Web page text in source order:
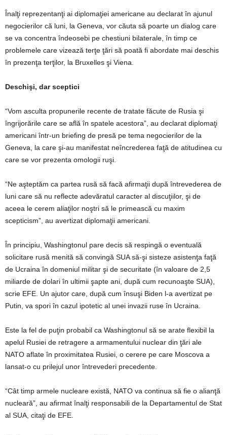
Înalţi reprezentanţi ai diplomaţiei americane au declarat în ajunul
negocierilor că luni, la Geneva, vor căuta să poarte un dialog care
se va concentra îndeosebi pe chestiuni bilaterale, în timp ce
problemele care vizează terţe ţări să poată fi abordate mai deschis
în prezenţa terţilor, la Bruxelles şi Viena.
Deschişi, dar sceptici
“Vom asculta propunerile recente de tratate făcute de Rusia şi
îngrijorările care se află în spatele acestora”, au declarat diplomaţi
americani într-un briefing de presă pe tema negocierilor de la
Geneva, la care şi-au manifestat neîncrederea faţă de atitudinea cu
care se vor prezenta omologii ruşi.
“Ne aşteptăm ca partea rusă să facă afirmaţii după întrevederea de
luni care să nu reflecte adevăratul caracter al discuţiilor, şi de
aceea le cerem aliaţilor noştri să le primească cu maxim
scepticism”, au avertizat diplomaţii americani.
În principiu, Washingtonul pare decis să respingă o eventuală
solicitare rusă menită să convingă SUA să-şi sisteze asistenţa faţă
de Ucraina în domeniul militar şi de securitate (în valoare de 2,5
miliarde de dolari în ultimii şapte ani, după cum recunoaşte SUA),
scrie EFE. Un ajutor care, după cum însuşi Biden l-a avertizat pe
Putin, va spori în cazul ipotetic al unei invazii ruse în Ucraina.
Este la fel de puţin probabil ca Washingtonul să se arate flexibil la
apelul Rusiei de retragere a armamentului nuclear din ţări ale
NATO aflate în proximitatea Rusiei, o cerere pe care Moscova a
lansat-o cu prilejul unor întrevederi precedente.
“Cât timp armele nucleare există, NATO va continua să fie o alianţă
nucleară”, au afirmat înalţi responsabili de la Departamentul de Stat
al SUA, citaţi de EFE.